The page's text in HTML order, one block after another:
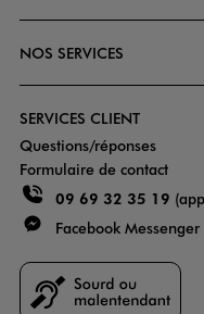
NOS SERVICES
SERVICES CLIENT
Questions/réponses
Formulaire de contact
09 69 32 35 19
Facebook Messenger